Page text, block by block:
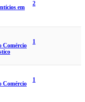
em
2
Comércio
1
Comércio
1